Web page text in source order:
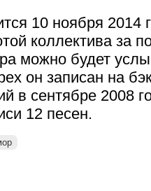
10 ноября 2014
коллектива за
можно будет
он записан на
в сентябре 2008
12 песен.